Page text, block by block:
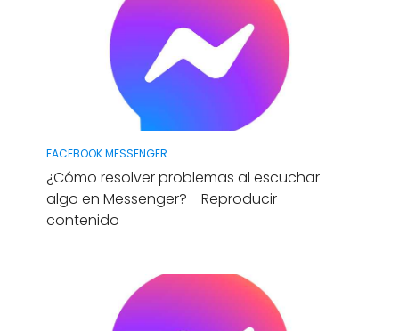
FACEBOOK MESSENGER
¿Cómo resolver problemas al escuchar
algo en Messenger? - Reproducir
contenido